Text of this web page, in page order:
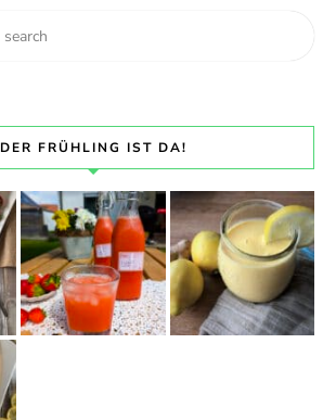
DER FRÜHLING IST DA!